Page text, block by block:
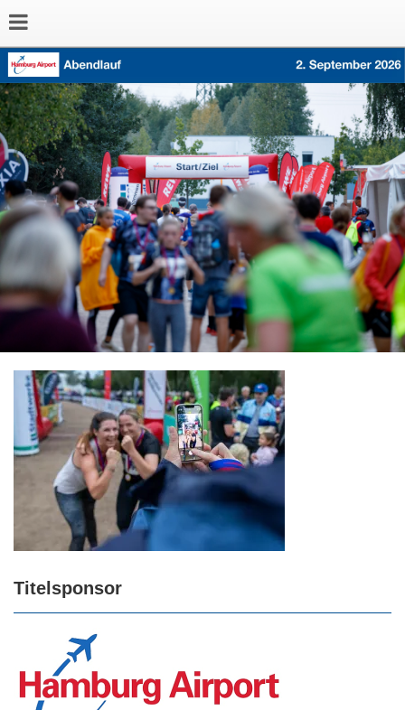
Titelsponsor